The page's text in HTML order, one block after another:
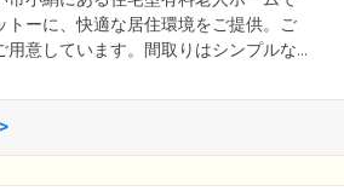
ーに、快適な居住環境をご提供。ご
意しています。間取りはシンプルな
い出の品々など、お気に入りのもの
るポイントです。